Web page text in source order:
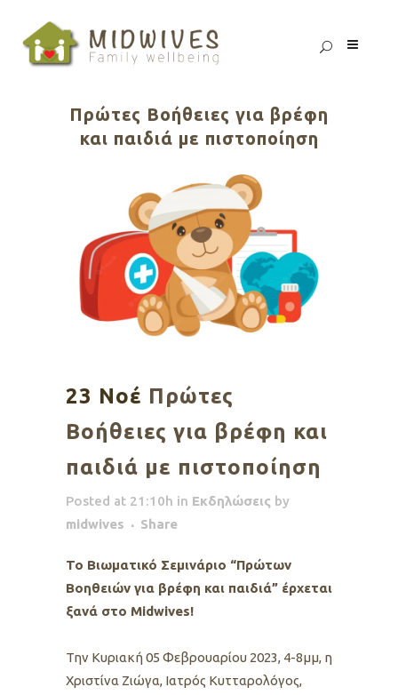
Πρώτες Βοήθειες για βρέφη
και παιδιά με πιστοποίηση
23 Νοέ Πρώτες
Βοήθειες για βρέφη και
παιδιά με πιστοποίηση
Posted at 21:10h in Εκδηλώσεις by
midwives
Share
Το Βιωματικό Σεμινάριο “Πρώτων
Βοηθειών για βρέφη και παιδιά” έρχεται
ξανά στο Midwives!
Την Κυριακή 05 Φεβρουαρίου 2023, 4-8μμ, η
Χριστίνα Ζιώγα, Ιατρός Κυτταρολόγος,